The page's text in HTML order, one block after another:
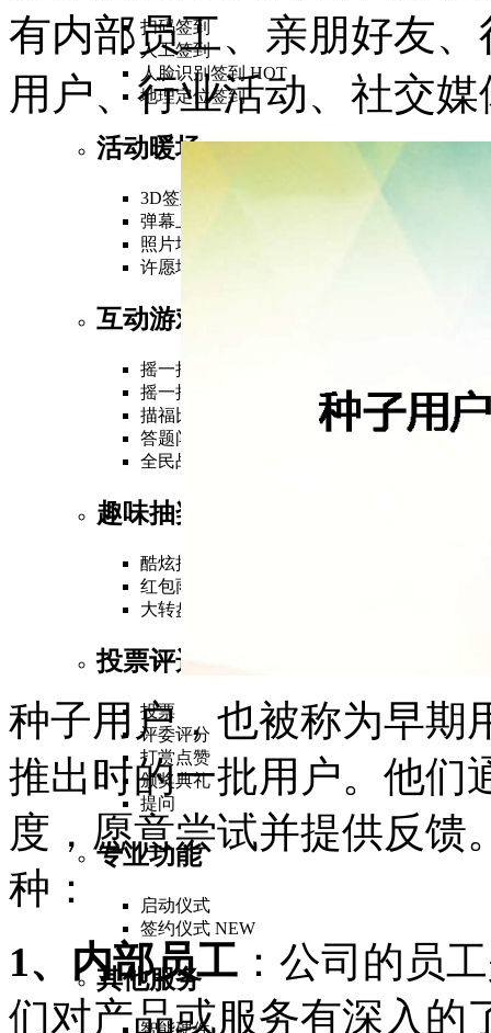
扫码签到
人工签到
人脸识别签到HOT
地理定位签到
活动暖场
3D签到墙
弹幕上墙
照片墙
许愿墙
互动游戏
摇一摇个人赛
摇一摇团队赛
描福比拼
答题闯关
全民战疫
趣味抽奖
酷炫抽奖
红包雨
大转盘
投票评选
投票
评委评分
打赏点赞
颁奖典礼
提问
专业功能
启动仪式
签约仪式 NEW
其他服务
有内部员工、亲朋好友
用户、行业活动、社交
种子用户，也被称为早期
推出时的一批用户。他们
度，愿意尝试并提供反馈
种：
1、内部员工 ：公司的员
们对产品或服务有深入的